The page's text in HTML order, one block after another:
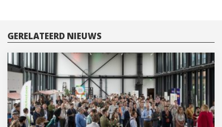
GERELATEERD NIEUWS